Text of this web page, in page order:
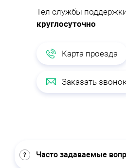
Тел службы
круглосуточно
Карта проезда
Заказать
Часто задаваемые